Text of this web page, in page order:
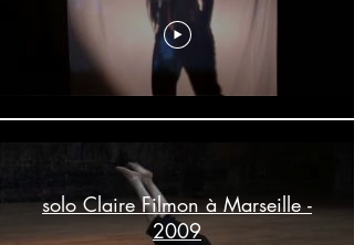
solo Claire Filmon à Marseille -
2009